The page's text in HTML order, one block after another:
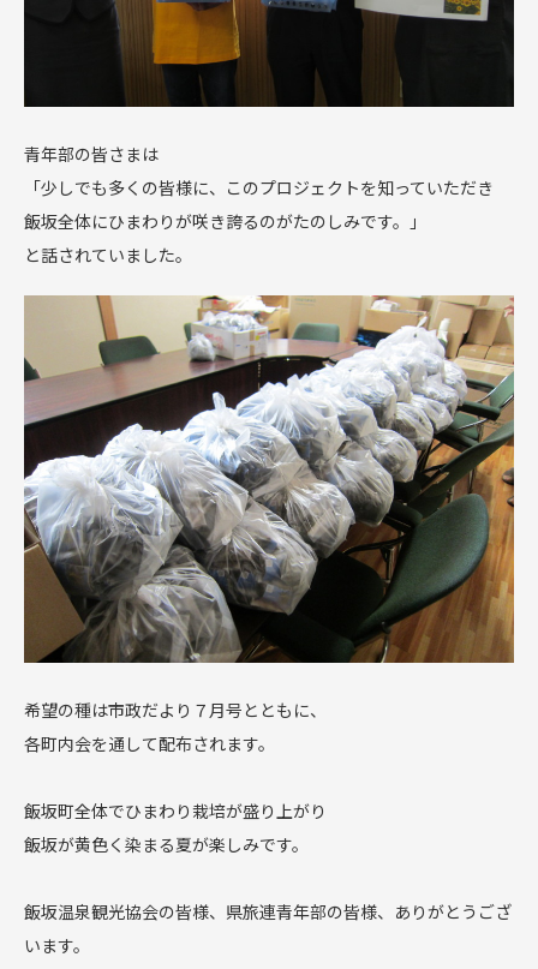
青年部の皆さまは
「少しでも多くの皆様に、このプロジェクトを知っていただき
飯坂全体にひまわりが咲き誇るのがたのしみです。」
と話されていました。
希望の種は市政だより７月号とともに、
各町内会を通して配布されます。
飯坂町全体でひまわり栽培が盛り上がり
飯坂が黄色く染まる夏が楽しみです。
飯坂温泉観光協会の皆様、県旅連青年部の皆様、ありがとうござ
います。